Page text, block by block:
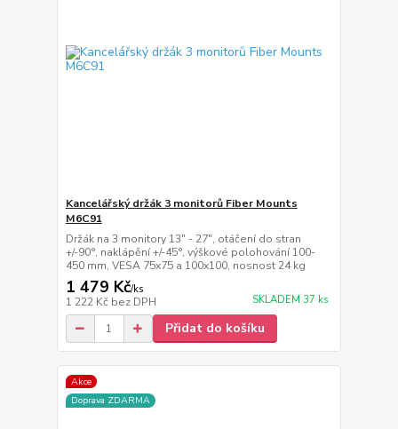
Kancelářský držák 3 monitorů Fiber Mounts
M6C91
Držák na 3 monitory 13" - 27", otáčení do stran
+/-90°, naklápění +/-45°, výškové polohování 100-
450 mm, VESA 75x75 a 100x100, nosnost 24 kg
1 479 Kč/ks
1 222 Kč bez DPH SKLADEM 37 ks
Přidat do košíku
Akce
Doprava ZDARMA